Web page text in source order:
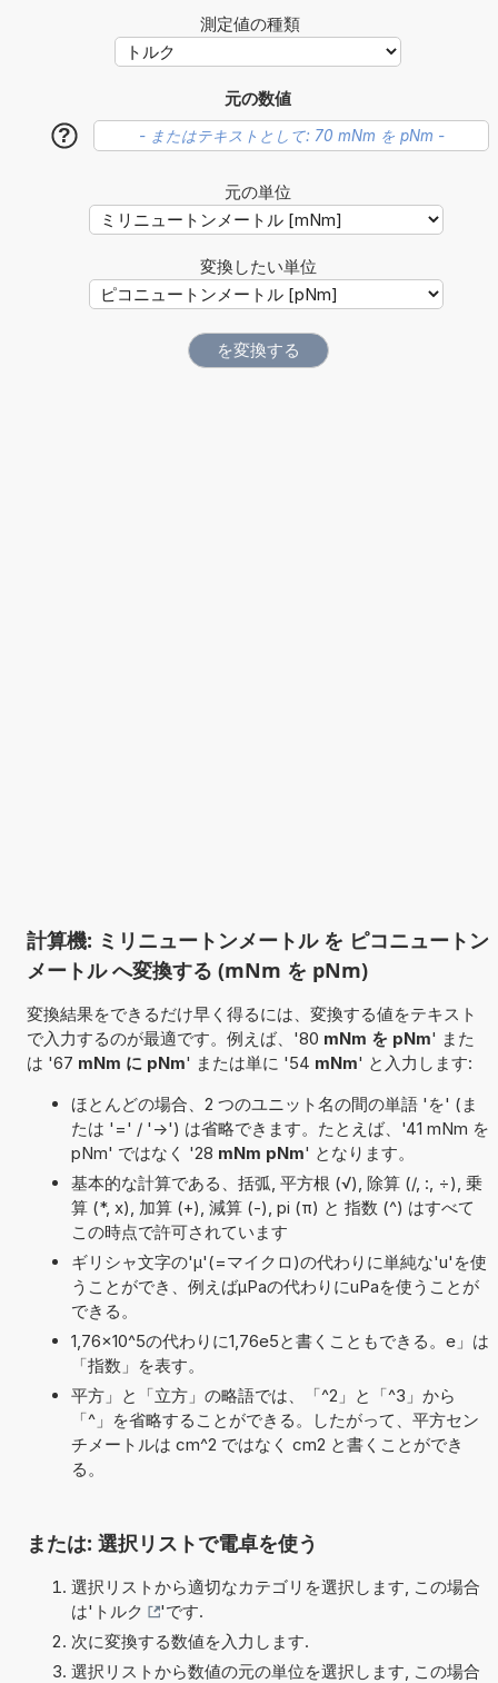
測定値の種類
元の数値
?
元の単位
変換したい単位
計算機: ミリニュートンメートル を ピコニュートン
メートル へ変換する (mNm を pNm)
変換結果をできるだけ早く得るには、変換する値をテキスト
で入力するのが最適です。例えば、'80 mNm を pNm' また
は '67 mNm に pNm' または単に '54 mNm' と入力します:
ほとんどの場合、2 つのユニット名の間の単語 'を' (ま
たは '=' / '->') は省略できます。たとえば、'41 mNm を
pNm' ではなく '28 mNm pNm' となります。
基本的な計算である、括弧, 平方根 (√), 除算 (/, :, ÷), 乗
算 (*, x), 加算 (+), 減算 (-), pi (π) と 指数 (^) はすべて
この時点で許可されています
ギリシャ文字の'μ'(=マイクロ)の代わりに単純な'u'を使
うことができ、例えばµPaの代わりにuPaを使うことが
できる。
1,76×10^5の代わりに1,76e5と書くこともできる。e」は
「指数」を表す。
平方」と「立方」の略語では、「^2」と「^3」から
「^」を省略することができる。したがって、平方セン
チメートルは cm^2 ではなく cm2 と書くことができ
る。
または: 選択リストで電卓を使う
選択リストから適切なカテゴリを選択します, この場合
は' トルク
'です.
次に変換する数値を入力します.
選択リストから数値の元の単位を選択します, この場合